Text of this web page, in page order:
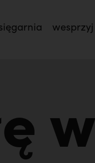
wesprzyj
w